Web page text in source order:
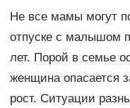
Не все мамы могут
отпуске с малышом
лет. Порой в семье
женщина опасается
рост. Ситуации